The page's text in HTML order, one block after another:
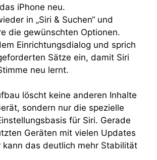
iPhone neu.
in „Siri & Suchen“ und
die gewünschten Optionen.
Einrichtungsdialog und sprich
Sätze ein, damit Siri
neu lernt.
löscht keine anderen Inhalte
sondern nur die spezielle
für Siri. Gerade
Geräten mit vielen Updates
kann das deutlich mehr Stabilität